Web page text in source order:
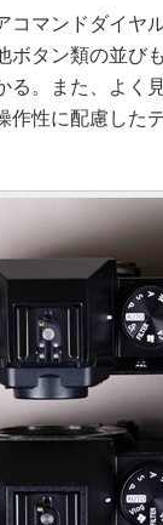
コマンドダイヤ
ボタン類の並び
る。また、よく
作性に配慮した